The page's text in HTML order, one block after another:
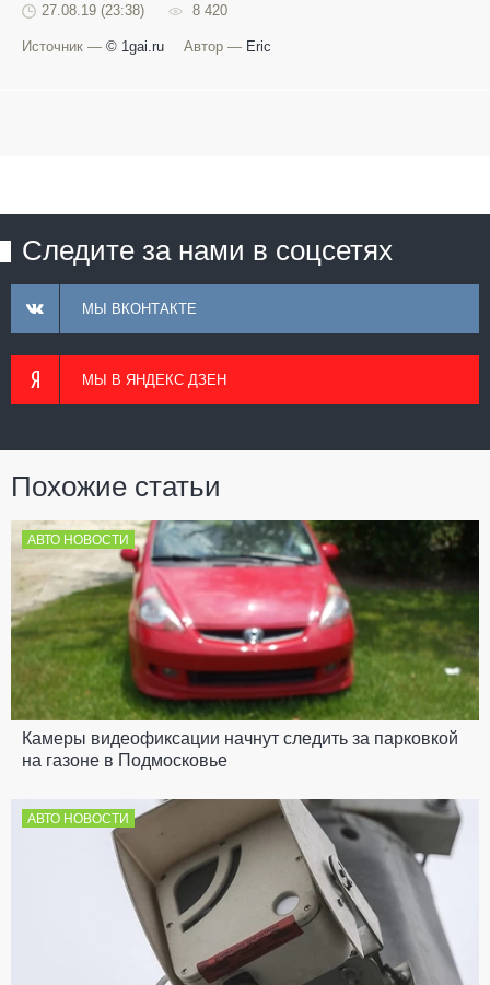
27.08.19 (23:38) 8 420
Источник — © 1gai.ru Автор — Eric
Следите за нами в соцсетях
МЫ ВКОНТАКТЕ
МЫ В ЯНДЕКС ДЗЕН
Похожие статьи
АВТО НОВОСТИ
Камеры видеофиксации начнут следить за парковкой
на газоне в Подмосковье
АВТО НОВОСТИ